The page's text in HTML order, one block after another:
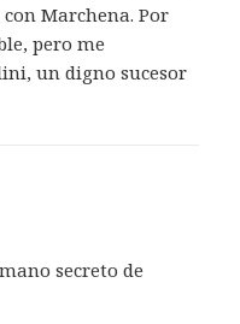
Marchena. Por
pero me
un digno sucesor
secreto de